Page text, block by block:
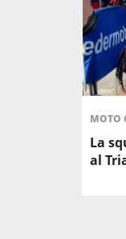
MOTO
La
al